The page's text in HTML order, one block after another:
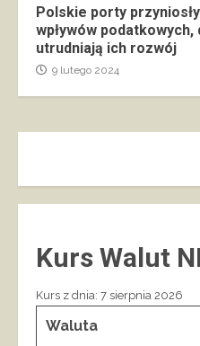
Polskie porty
wpływów
utrudniają ich rozwój
9 lutego 2024
Kurs Walut
Kurs z dnia: 7 sierpnia 2026
Waluta